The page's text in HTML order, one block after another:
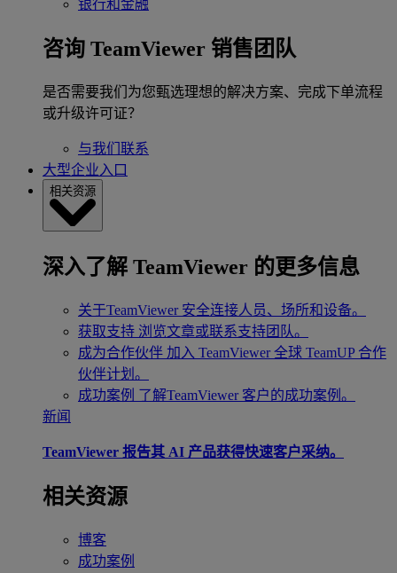
银行和金融
咨询 TeamViewer 销售团队
是否需要我们为您甄选理想的解决方案、完成下单流程
或升级许可证？
与我们联系
大型企业入口
相关资源
深入了解 TeamViewer 的更多信息
关于TeamViewer 安全连接人员、场所和设备。
获取支持 浏览文章或联系支持团队。
成为合作伙伴 加入 TeamViewer 全球 TeamUP 合作
伙伴计划。
成功案例 了解TeamViewer 客户的成功案例。
新闻
TeamViewer 报告其 AI 产品获得快速客户采纳。
相关资源
博客
成功案例